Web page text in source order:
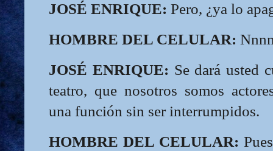
JOSÉ ENRIQUE: Pero, ¿ya lo
HOMBRE DEL CELULAR:
JOSÉ ENRIQUE: Se dará usted
teatro, que nosotros somos
una función sin ser interrumpidos.
HOMBRE DEL CELULAR: